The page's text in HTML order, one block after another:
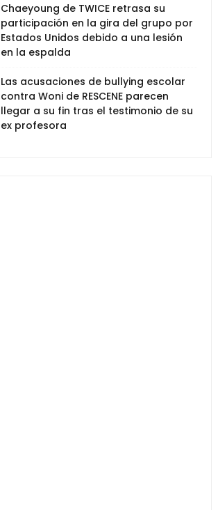
Chaeyoung de TWICE retrasa su
participación en la gira del grupo por
Estados Unidos debido a una lesión
en la espalda
Las acusaciones de bullying escolar
contra Woni de RESCENE parecen
llegar a su fin tras el testimonio de su
ex profesora